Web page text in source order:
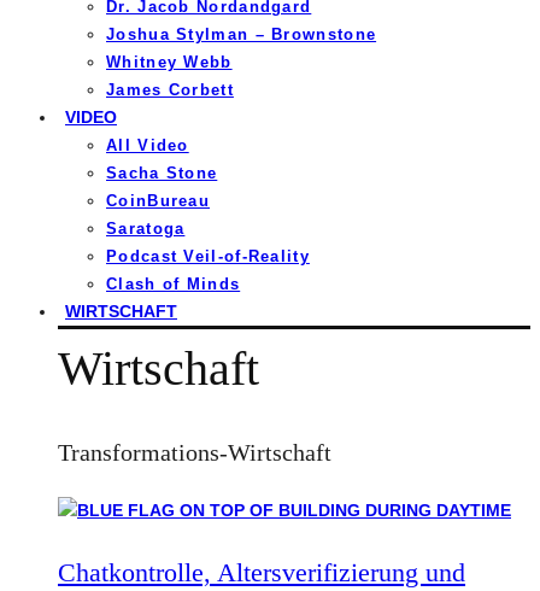
Dr. Jacob Nordandgard
Joshua Stylman – Brownstone
Whitney Webb
James Corbett
VIDEO
All Video
Sacha Stone
CoinBureau
Saratoga
Podcast Veil-of-Reality
Clash of Minds
WIRTSCHAFT
Wirtschaft
Transformations-Wirtschaft
Chatkontrolle, Altersverifizierung und